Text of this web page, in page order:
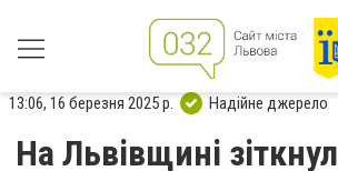
13:06, 16 березня 2025 р. Надійне джерело
На Львівщині